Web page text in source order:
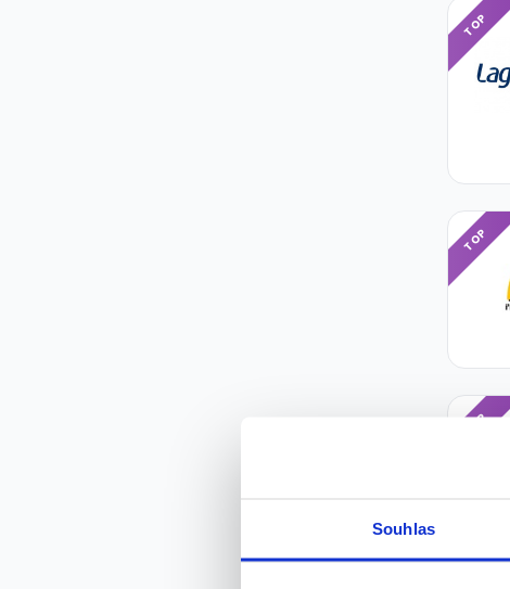
Souhlas
TOP
TOP
TOP